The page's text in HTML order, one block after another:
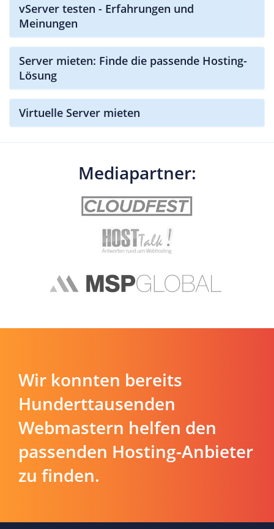
vServer testen - Erfahrungen und
Meinungen
Server mieten: Finde die passende Hosting-
Lösung
Virtuelle Server mieten
Mediapartner:
Wir konnten bereits
Hunderttausenden
Webmastern helfen den
passenden Hosting-Anbieter
zu finden.